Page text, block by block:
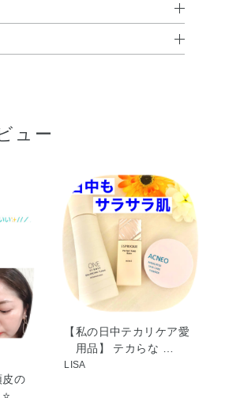
を指でなじませます。
の根もとからとかし、余分なパウダー
リル・シリカ・ミリスチン酸イソ
ュー
皮の
【私の日中テカリケア愛
用品】 テカらな …
LISA